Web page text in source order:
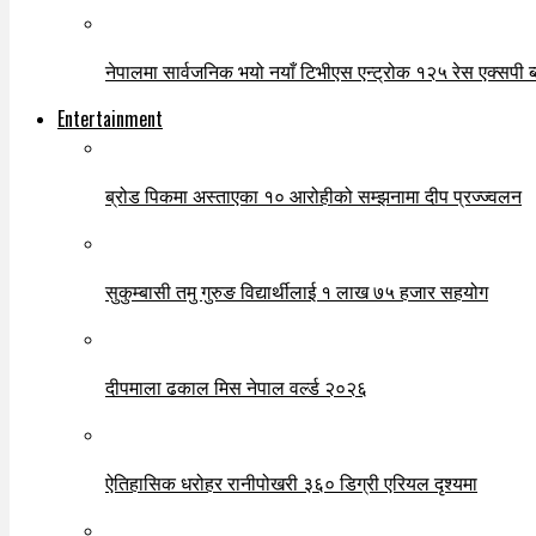
नेपालमा सार्वजनिक भयो नयाँ टिभीएस एन्ट्रोक १२५ रेस एक्सपी
Entertainment
ब्रोड पिकमा अस्ताएका १० आरोहीको सम्झनामा दीप प्रज्ज्वलन
सुकुम्बासी तमु गुरुङ विद्यार्थीलाई १ लाख ७५ हजार सहयोग
दीपमाला ढकाल मिस नेपाल वर्ल्ड २०२६
ऐतिहासिक धरोहर रानीपोखरी ३६० डिग्री एरियल दृश्यमा